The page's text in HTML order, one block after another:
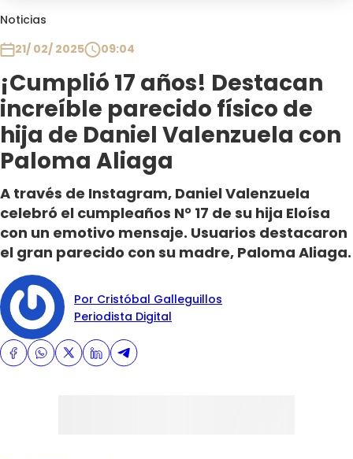
Noticias
21/ 02/ 2025
09:04
¡Cumplió 17 años! Destacan
increíble parecido físico de
hija de Daniel Valenzuela con
Paloma Aliaga
A través de Instagram, Daniel Valenzuela
celebró el cumpleaños N° 17 de su hija Eloísa
con un emotivo mensaje. Usuarios destacaron
el gran parecido con su madre, Paloma Aliaga.
Por Cristóbal Galleguillos
Periodista Digital
Plan Perfecto
El Tiempo
Sabingo
Todos Los Programas